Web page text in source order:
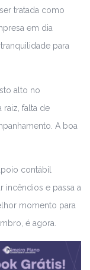
tratada como
em dia
para
alto no
raiz, falta de
A boa
contábil
incêndios e passa a
momento para
é agora.